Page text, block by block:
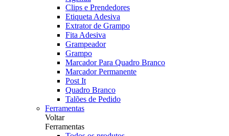
Clips e Prendedores
Etiqueta Adesiva
Extrator de Grampo
Fita Adesiva
Grampeador
Grampo
Marcador Para Quadro Branco
Marcador Permanente
Post It
Quadro Branco
Talões de Pedido
Ferramentas
Voltar
Ferramentas